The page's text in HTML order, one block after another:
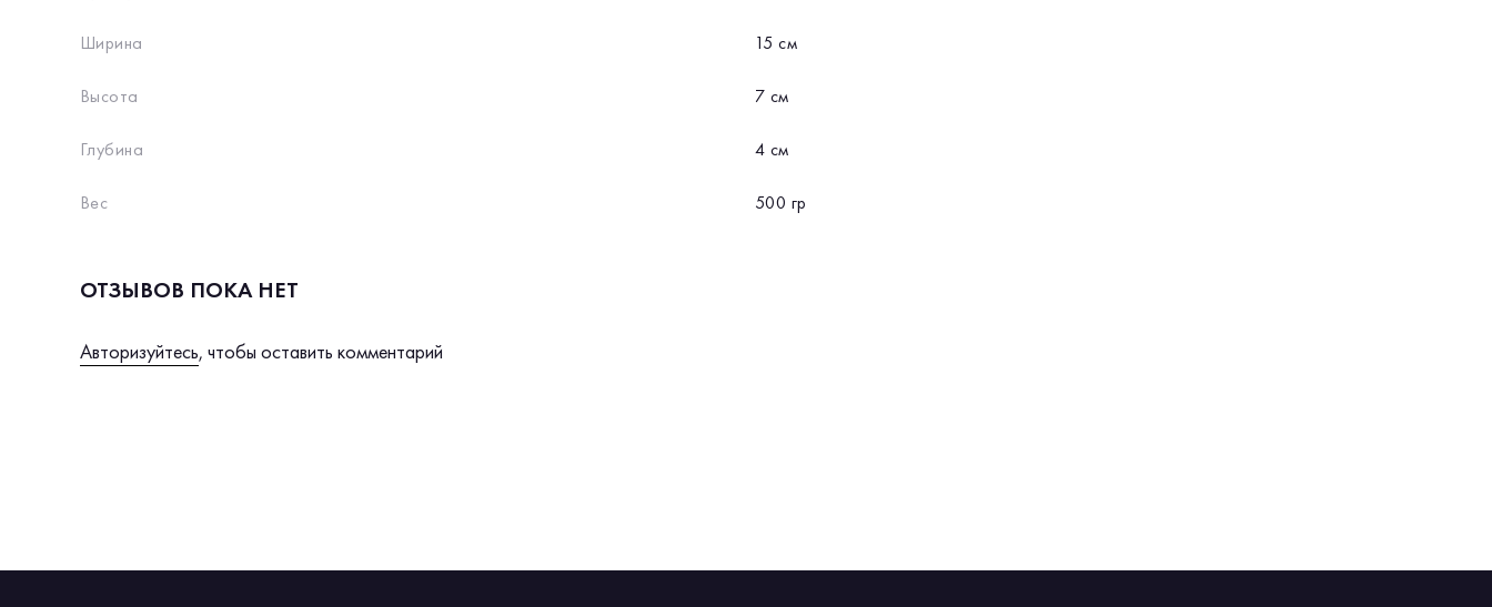
Ширина 15 см
Высота 7 см
Глубина 4 см
Вес 500 гр
ОТЗЫВОВ ПОКА НЕТ
Авторизуйтесь, чтобы оставить комментарий